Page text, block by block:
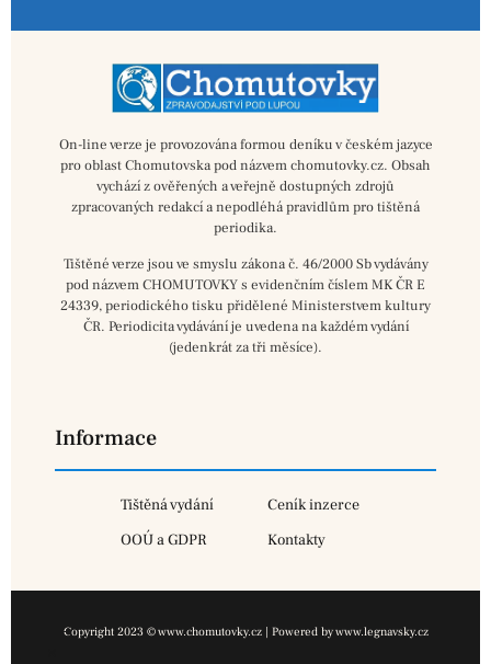
On-line verze je provozována formou deníku v českém jazyce
pro oblast Chomutovska pod názvem chomutovky.cz. Obsah
vychází z ověřených a veřejně dostupných zdrojů
zpracovaných redakcí a nepodléhá pravidlům pro tištěná
periodika.
Tištěné verze jsou ve smyslu zákona č. 46/2000 Sb vydávány
pod názvem CHOMUTOVKY s evidenčním číslem MK ČR E
24339, periodického tisku přidělené Ministerstvem kultury
ČR. Periodicita vydávání je uvedena na každém vydání
(jedenkrát za tři měsíce).
Informace
Tištěná vydání
Ceník inzerce
OOÚ a GDPR
Kontakty
Copyright 2023 © www.chomutovky.cz | Powered by www.legnavsky.cz